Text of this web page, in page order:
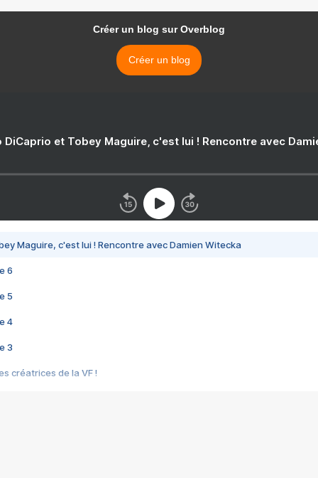
Créer un blog sur Overblog
Créer un blog
DiCaprio et Tobey Maguire, c'est lui ! Rencontre avec
Maguire, c'est lui ! Rencontre avec Damien Witecka
6
5
4
3
créatrices de la VF !